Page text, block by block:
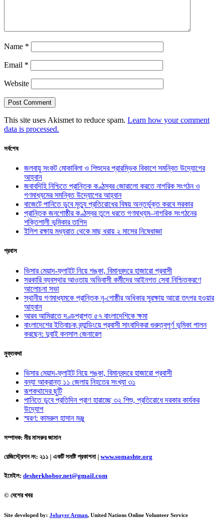
Name *
Email *
Website
This site uses Akismet to reduce spam. Learn how your comment
data is processed.
সর্বশেষ
জলবায়ু সংকট মোকাবিলা ও শিশুদের প্রারম্ভিক বিকাশে সমন্বিত উদ্যোগের
আহ্বান
জবাবদিহি নিশ্চিতে প্রান্তিক কণ্ঠস্বর জোরালো করতে নাগরিক সংগঠন ও
গণমাধ্যমের সমন্বিত উদ্যোগের আহ্বান
বাজেটে পানিতে ডুবে মৃত্যু প্রতিরোধের বিষয় অন্তর্ভুক্ত করবে সরকার
প্রান্তিক জনগোষ্ঠীর কণ্ঠস্বর তুলে ধরতে গণমাধ্যম–নাগরিক সংগঠনের
শক্তিশালী ভূমিকার তাগিদ
ইলিশ রক্ষায় মধ্যরাত থেকে মাছ ধরায় ২ মাসের নিষেধাজ্ঞা
প্রবাস
ভিসার মেয়াদ-ফ্লাইট নিয়ে শঙ্কা, বিমানবন্দরে হাজারো প্রবাসী
সরকারি ব্যবস্থার আওতায় অভিবাসী কর্মীদের আইনগত সেবা নিশ্চিতকরণে
আলোচনা সভা
স্থানীয় গণমাধ্যমকে প্রান্তিক নৃ-গোষ্ঠীর অধিকার সুরক্ষায় আরো তৎপর হওয়ার
আহ্বান
আরব আমিরাতে দণ্ডপ্রাপ্ত ৫৭ বাংলাদেশিকে ক্ষমা
বাংলাদেশের ইতিবাচক ব্র্যান্ডিংয়ে প্রবাসী সাংবাদিকরা গুরুত্বপূর্ণ ভূমিকা পালন
করছেন: দুবাই কনসাল জেনারেল
মুক্তকথা
ভিসার মেয়াদ-ফ্লাইট নিয়ে শঙ্কা, বিমানবন্দরে হাজারো প্রবাসী
বন্যা আক্রান্ত ১১ জেলায় নিহতের সংখ্যা ৩১
রূপকথাদের ছুটি
পানিতে ডুবে প্রতিদিন প্রাণ হারাচ্ছে ৩২ শিশু, প্রতিরোধে দরকার কার্যকর
উদ্যোগ
স্মরণ: কামরুল হাসান মঞ্জু
সম্পাদক: মীর মাসরুর জামান
রেজিস্ট্রেশন নং: ২১১ | একটি সমষ্টি প্রকাশনা | www.somashte.org
ইমেইল: desherkhobor.net@gmail.com
© দেশের খবর
Site developed by: Jobayer Arman, United Nations Online Volunteer Service